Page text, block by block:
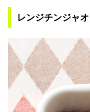
レンジチンジャ